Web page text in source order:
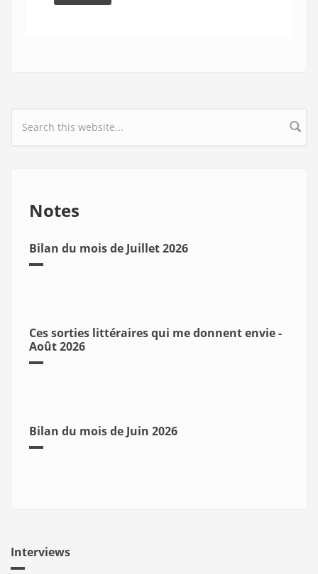
Search form
Notes
Bilan du mois de Juillet 2026
Ces sorties littéraires qui me donnent envie -
Août 2026
Bilan du mois de Juin 2026
Interviews